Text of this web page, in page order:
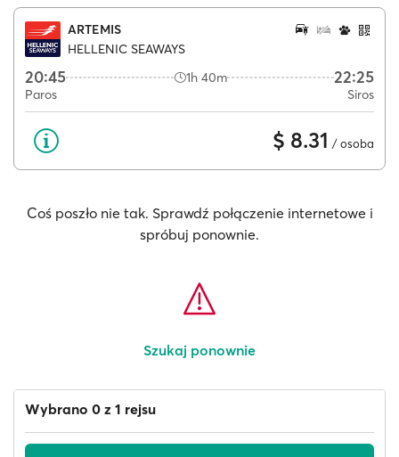
ARTEMIS
HELLENIC SEAWAYS
20:45 1h 40m 22:25
Paros Siros
$ 8.31 / osoba
Coś poszło nie tak. Sprawdź połączenie internetowe i
spróbuj ponownie.
Szukaj ponownie
Wybrano 0 z 1 rejsu